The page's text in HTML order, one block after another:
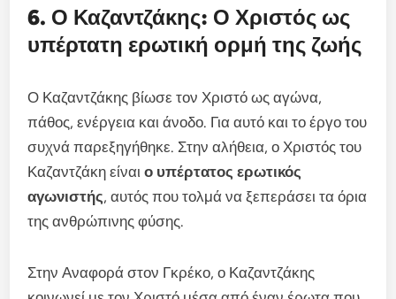
6. Ο Καζαντζάκης: Ο Χριστός ως
υπέρτατη ερωτική ορμή της ζωής
Ο Καζαντζάκης βίωσε τον Χριστό ως αγώνα,
πάθος, ενέργεια και άνοδο. Για αυτό και το έργο του
συχνά παρεξηγήθηκε. Στην αλήθεια, ο Χριστός του
Καζαντζάκη είναιο υπέρτατος ερωτικός
αγωνιστής, αυτός που τολμά να ξεπεράσει τα όρια
της ανθρώπινης φύσης.
Στην Αναφορά στον Γκρέκο, ο Καζαντζάκης